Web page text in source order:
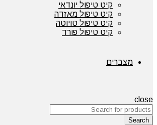
קיט טיפול יונדאי
קיט טיפול מאזדה
קיט טיפול טויוטה
קיט טיפול פורד
מצברים
close
Search